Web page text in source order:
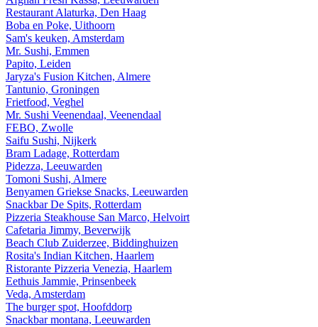
Restaurant Alaturka, Den Haag
Boba en Poke, Uithoorn
Sam's keuken, Amsterdam
Mr. Sushi, Emmen
Papito, Leiden
Jaryza's Fusion Kitchen, Almere
Tantunio, Groningen
Frietfood, Veghel
Mr. Sushi Veenendaal, Veenendaal
FEBO, Zwolle
Saifu Sushi, Nijkerk
Bram Ladage, Rotterdam
Pidezza, Leeuwarden
Tomoni Sushi, Almere
Benyamen Griekse Snacks, Leeuwarden
Snackbar De Spits, Rotterdam
Pizzeria Steakhouse San Marco, Helvoirt
Cafetaria Jimmy, Beverwijk
Beach Club Zuiderzee, Biddinghuizen
Rosita's Indian Kitchen, Haarlem
Ristorante Pizzeria Venezia, Haarlem
Eethuis Jammie, Prinsenbeek
Veda, Amsterdam
The burger spot, Hoofddorp
Snackbar montana, Leeuwarden